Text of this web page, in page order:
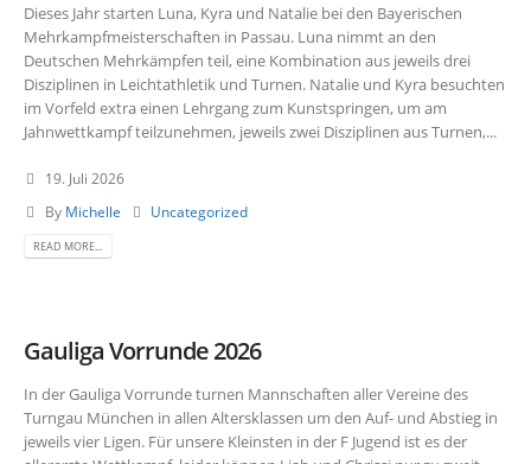
Dieses Jahr starten Luna, Kyra und Natalie bei den Bayerischen
Mehrkampfmeisterschaften in Passau. Luna nimmt an den
Deutschen Mehrkämpfen teil, eine Kombination aus jeweils drei
Disziplinen in Leichtathletik und Turnen. Natalie und Kyra besuchten
im Vorfeld extra einen Lehrgang zum Kunstspringen, um am
Jahnwettkampf teilzunehmen, jeweils zwei Disziplinen aus Turnen,...
19. Juli 2026
By Michelle Uncategorized
READ MORE...
Gauliga Vorrunde 2026
In der Gauliga Vorrunde turnen Mannschaften aller Vereine des
Turngau München in allen Altersklassen um den Auf- und Abstieg in
jeweils vier Ligen. Für unsere Kleinsten in der F Jugend ist es der